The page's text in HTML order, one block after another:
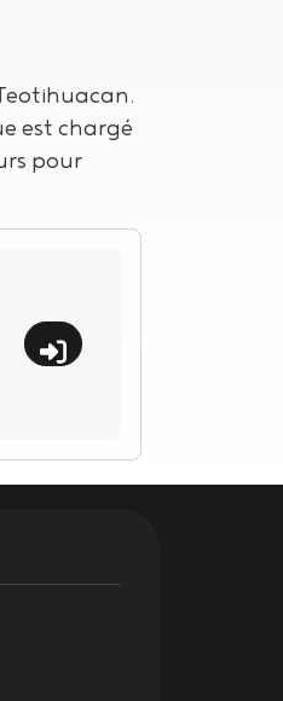
est chargé
pour